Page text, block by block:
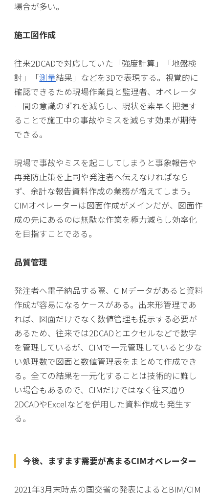
場合が多い。
施工図作成
往来2DCADで対応していた「強度計算」「地盤検
討」「測量結果」などを3Dで表現する。視覚的に
確認できるため現場作業員と監理者、オペレータ
ー間の意識のずれを減らし、現状を素早く把握す
ることで施工中の事故やミスを減らす効果が期待
できる。
現場で事故やミスを起こしてしまうと事象報告や
再発防止策を上司や発注者へ伝えなければなら
ず、余計な報告資料作成の業務が増えてしまう。
CIMオペレーターは図面作成がメインだが、図面作
成の先にあるのは無駄な作業を極力減らし効率化
を目指すことである。
品質管理
発注者へ電子納品する際、CIMデータがあると資料
作成が容易になるケースがある。出来形管理であ
れば、図面だけでなく数値管理も提示する必要が
あるため、往来では2DCADとエクセルなどで数字
を管理しているが、CIMで一元管理していると少な
い処理数で図面と数値管理表をまとめて作成でき
る。全ての結果を一元化することは技術的に難し
い場合もあるので、CIMだけではなく往来通り
2DCADやExcelなどを併用した資料作成も発生す
る。
今後、ますます需要が高まるCIMオペレーター
2021年3月末時点の国交省の発表によるとBIM/CIM